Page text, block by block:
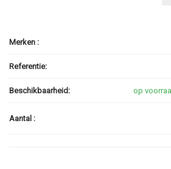
Merken :
Referentie:
Beschikbaarheid: op
Aantal :